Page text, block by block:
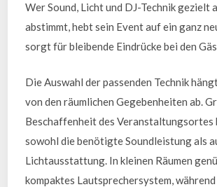
Wer Sound, Licht und DJ-Technik gezielt
abstimmt, hebt sein Event auf ein ganz
sorgt für bleibende Eindrücke bei den
Die Auswahl der passenden Technik
von den räumlichen Gegebenheiten ab.
Beschaffenheit des Veranstaltungsortes
sowohl die benötigte Soundleistung als
Lichtausstattung. In kleinen Räumen
kompaktes Lautsprechersystem,